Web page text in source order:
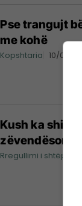
Pse trangujt
me kohë
Kopshtaria 10/07/
Kush ka shije,
zëvendëson
Rregullimi i shtëpisë